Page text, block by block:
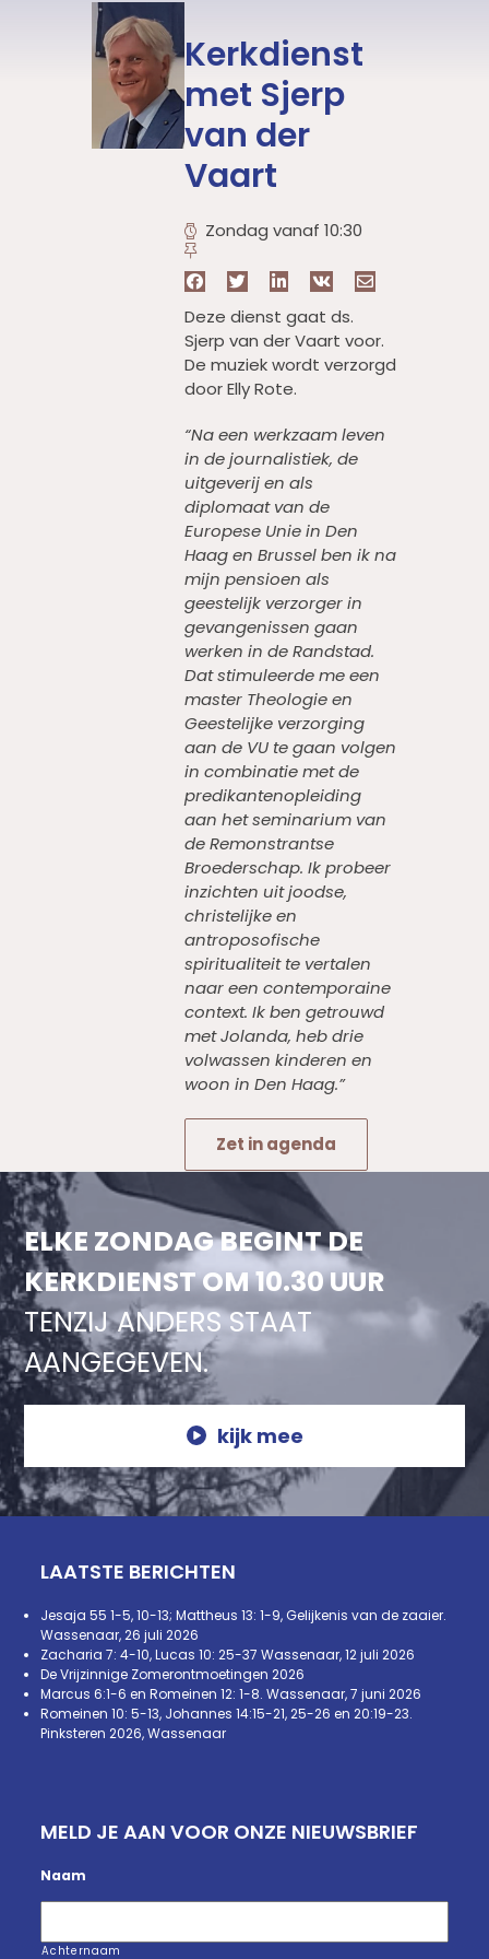
Kerkdienst
met Sjerp
van der
Vaart
Zondag vanaf 10:30
Deze dienst gaat ds.
Sjerp van der Vaart voor.
De muziek wordt verzorgd
door Elly Rote.
“Na een werkzaam leven
in de journalistiek, de
uitgeverij en als
diplomaat van de
Europese Unie in Den
Haag en Brussel ben ik na
mijn pensioen als
geestelijk verzorger in
gevangenissen gaan
werken in de Randstad.
Dat stimuleerde me een
master Theologie en
Geestelijke verzorging
aan de VU te gaan volgen
in combinatie met de
predikantenopleiding
aan het seminarium van
de Remonstrantse
Broederschap. Ik probeer
inzichten uit joodse,
christelijke en
antroposofische
spiritualiteit te vertalen
naar een contemporaine
context. Ik ben getrouwd
met Jolanda, heb drie
volwassen kinderen en
woon in Den Haag.”
Zet in agenda
ELKE ZONDAG BEGINT DE
KERKDIENST OM 10.30 UUR
TENZIJ ANDERS STAAT
AANGEGEVEN.
kijk mee
LAATSTE BERICHTEN
Jesaja 55 1-5, 10-13; Mattheus 13: 1-9, Gelijkenis van de zaaier.
Wassenaar, 26 juli 2026
Zacharia 7: 4-10, Lucas 10: 25-37 Wassenaar, 12 juli 2026
De Vrijzinnige Zomerontmoetingen 2026
Marcus 6:1-6 en Romeinen 12: 1-8. Wassenaar, 7 juni 2026
Romeinen 10: 5-13, Johannes 14:15-21, 25-26 en 20:19-23.
Pinksteren 2026, Wassenaar
MELD JE AAN VOOR ONZE NIEUWSBRIEF
Naam
Achternaam